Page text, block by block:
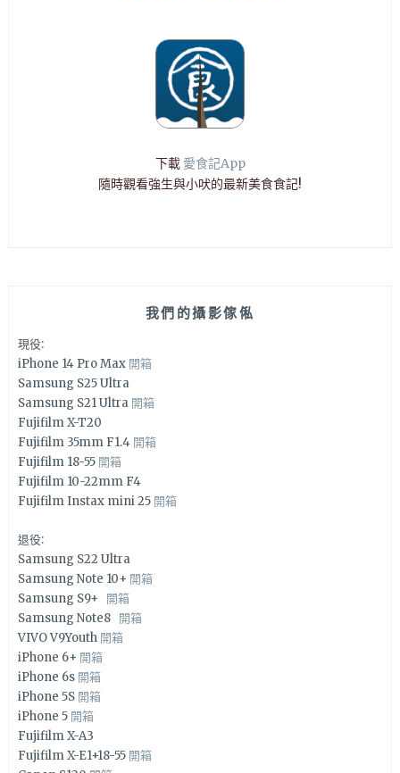
下載 愛食記App
隨時觀看強生與小吠的最新美食食記!
我們的攝影傢俬
現役:
iPhone 14 Pro Max 開箱
Samsung S25 Ultra
Samsung S21 Ultra 開箱
Fujifilm X-T20
Fujifilm 35mm F1.4 開箱
Fujifilm 18-55 開箱
Fujifilm 10-22mm F4
Fujifilm Instax mini 25 開箱
退役:
Samsung S22 Ultra
Samsung Note 10+ 開箱
Samsung S9+ 開箱
Samsung Note8 開箱
VIVO V9Youth 開箱
iPhone 6+ 開箱
iPhone 6s 開箱
iPhone 5S 開箱
iPhone 5 開箱
Fujifilm X-A3
Fujifilm X-E1+18-55 開箱